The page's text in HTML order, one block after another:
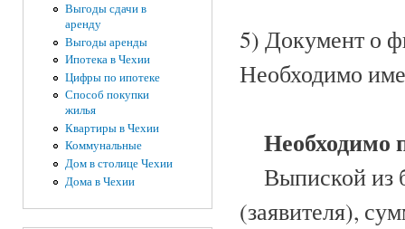
Выгоды сдачи в
аренду
Выгоды аренды
Ипотека в Чехии
Цифры по ипотеке
Способ покупки
жилья
Квартиры в Чехии
Коммунальные
Дом в столице Чехии
Дома в Чехии
5) Документ о
Необходимо
Необходимо
Выпиской из
(заявителя),